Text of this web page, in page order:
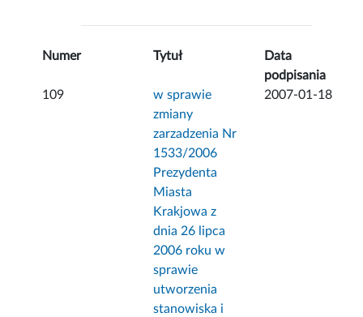
Numer Tytuł
Data
podpisania
109
w sprawie
zmiany
zarzadzenia Nr
1533/2006
Prezydenta
Miasta
Krakjowa z
dnia 26 lipca
2006 roku w
sprawie
utworzenia
stanowiska i
2007-01-18